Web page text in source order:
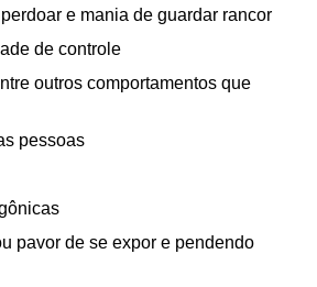
e mania de guardar rancor
de controle
outros comportamentos que
pessoas
pavor de se expor e pendendo